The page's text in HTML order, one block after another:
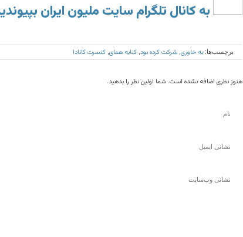
به کانال تلگرام سایت ملیون ایران
برچسب‌ها: به خاوری شرکت کرده بود کنایه همای کنسرت کانادا
هنوز نظری اضافه نشده است. شما اولین نظر را بدهید.